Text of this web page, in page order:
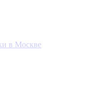
в Москве